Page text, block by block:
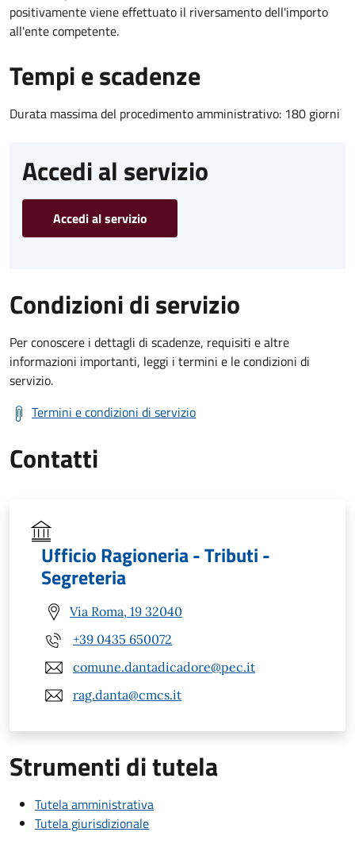
positivamente viene effettuato il riversamento dell'importo
all'ente competente.
Tempi e scadenze
Durata massima del procedimento amministrativo: 180 giorni
Accedi al servizio
Accedi al servizio
Condizioni di servizio
Per conoscere i dettagli di scadenze, requisiti e altre
informazioni importanti, leggi i termini e le condizioni di
servizio.
Termini e condizioni di servizio
Contatti
Ufficio Ragioneria - Tributi -
Segreteria
Via Roma, 19 32040
+39 0435 650072
comune.dantadicadore@pec.it
rag.danta@cmcs.it
Strumenti di tutela
Tutela amministrativa
Tutela giurisdizionale